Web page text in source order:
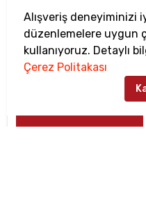
Alışveriş deneyiminizi
düzenlemelere uygun
kullanıyoruz. Detaylı
Çerez Politakası